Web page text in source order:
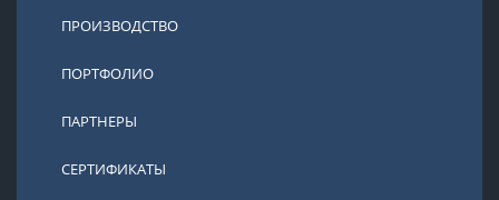
ПРОИЗВОДСТВО
ПОРТФОЛИО
ПАРТНЕРЫ
СЕРТИФИКАТЫ